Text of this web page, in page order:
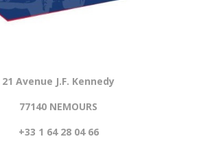
21 Avenue J.F. Kennedy
77140 NEMOURS
+33 1 64 28 04 66